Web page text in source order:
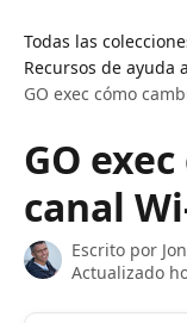
Todas las
Recursos de ayuda
GO exec cómo
GO
canal
Escrito por
Actualizado